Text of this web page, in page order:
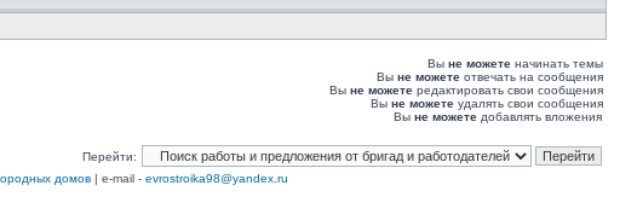
Вы не можете начинать темы
Вы не можете отвечать на сообщения
Вы не можете редактировать свои сообщения
Вы не можете удалять свои сообщения
Вы не можете добавлять вложения
Перейти:
домов | e-mail - evrostroika98@yandex.ru